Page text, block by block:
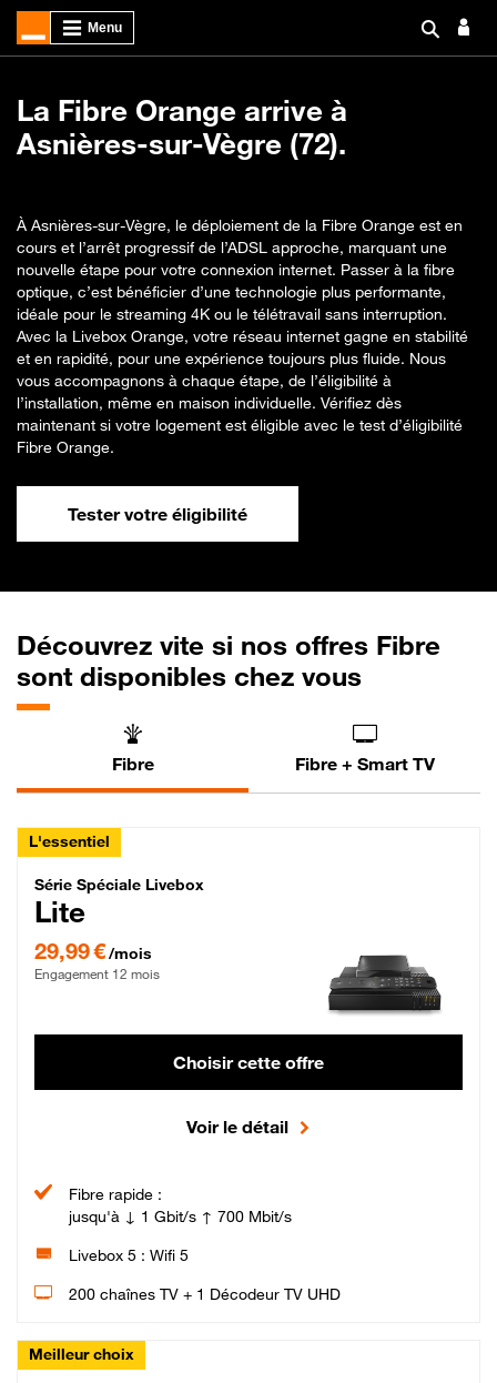
La Fibre Orange arrive à
Asnières-sur-Vègre (72).
À Asnières-sur-Vègre, le déploiement de la Fibre Orange est en
cours et l’arrêt progressif de l’ADSL approche, marquant une
nouvelle étape pour votre connexion internet. Passer à la fibre
optique, c’est bénéficier d’une technologie plus performante,
idéale pour le streaming 4K ou le télétravail sans interruption.
Avec la Livebox Orange, votre réseau internet gagne en stabilité
et en rapidité, pour une expérience toujours plus fluide. Nous
vous accompagnons à chaque étape, de l’éligibilité à
l’installation, même en maison individuelle. Vérifiez dès
maintenant si votre logement est éligible avec le test d’éligibilité
Fibre Orange.
Tester votre éligibilité
Découvrez vite si nos offres Fibre
sont disponibles chez vous
Fibre Fibre + Smart TV
L'essentiel
Série Spéciale Livebox Lite Fibre
Série Spéciale Livebox
Lite
29,99 €/mois
Engagement 12 mois
Choisir cette offre
Voir le détail
Fibre rapide :
jusqu'à ↓ 1 Gbit/s ↑ 700 Mbit/s
Livebox 5 : Wifi 5
200 chaînes TV + 1 Décodeur TV UHD
Meilleur choix